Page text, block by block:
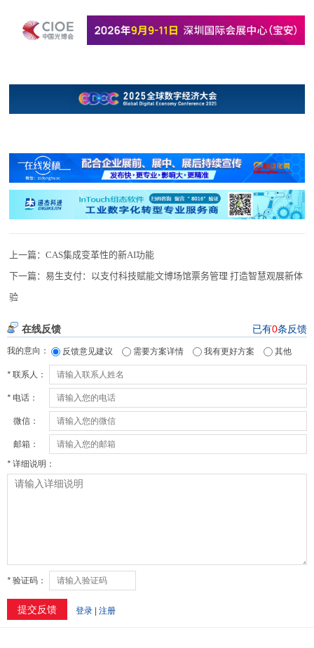
上一篇：CAS集成变革性的新AI功能
下一篇：易生支付：以支付科技赋能文博场馆票务管理 打造智慧观展新体
验